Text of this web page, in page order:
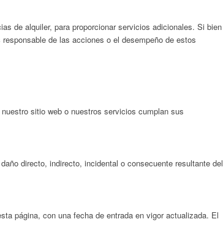
de alquiler, para proporcionar servicios adicionales. Si bien
responsable de las acciones o el desempeño de estos
sitio web o nuestros servicios cumplan sus
directo, indirecto, incidental o consecuente resultante del
página, con una fecha de entrada en vigor actualizada. El